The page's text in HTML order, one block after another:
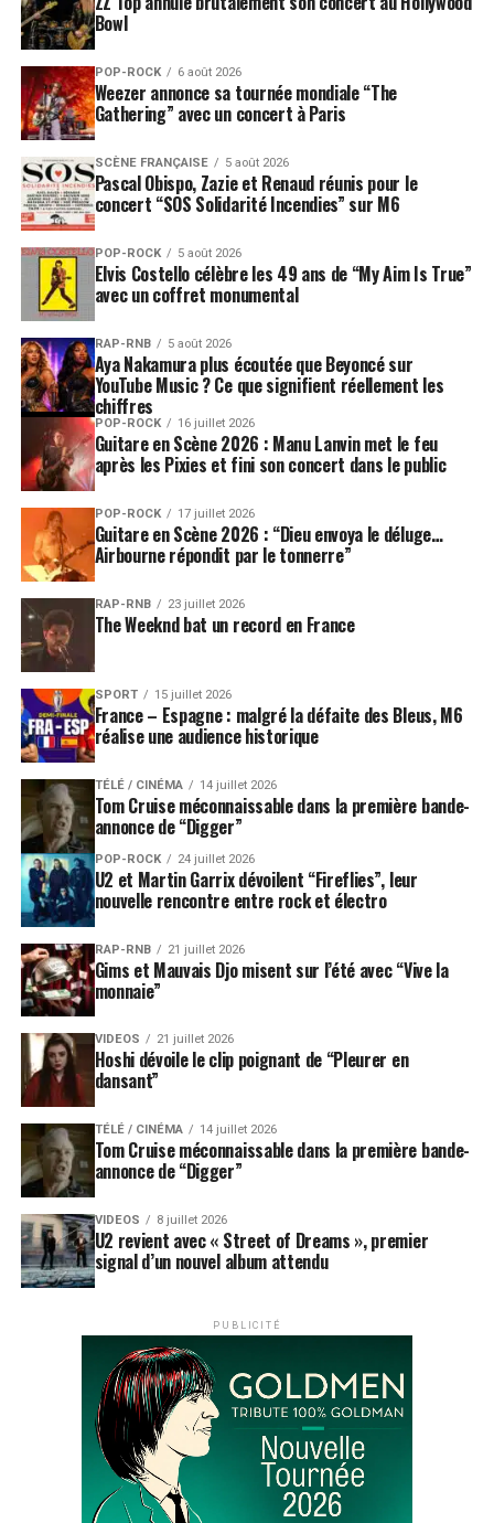
Bowl
POP-ROCK 6 août 2026
Weezer annonce sa tournée mondiale “The
Gathering” avec un concert à Paris
SCÈNE FRANÇAISE 5 août 2026
Pascal Obispo, Zazie et Renaud réunis pour le
concert “SOS Solidarité Incendies” sur M6
POP-ROCK 5 août 2026
Elvis Costello célèbre les 49 ans de “My Aim Is True”
avec un coffret monumental
RAP-RNB 5 août 2026
Aya Nakamura plus écoutée que Beyoncé sur
YouTube Music ? Ce que signifient réellement les
chiffres
POP-ROCK 16 juillet 2026
Guitare en Scène 2026 : Manu Lanvin met le feu
après les Pixies et fini son concert dans le public
POP-ROCK 17 juillet 2026
Guitare en Scène 2026 : “Dieu envoya le déluge…
Airbourne répondit par le tonnerre”
RAP-RNB 23 juillet 2026
The Weeknd bat un record en France
SPORT 15 juillet 2026
France – Espagne : malgré la défaite des Bleus, M6
réalise une audience historique
TÉLÉ / CINÉMA 14 juillet 2026
Tom Cruise méconnaissable dans la première bande-
annonce de “Digger”
POP-ROCK 24 juillet 2026
U2 et Martin Garrix dévoilent “Fireflies”, leur
nouvelle rencontre entre rock et électro
RAP-RNB 21 juillet 2026
Gims et Mauvais Djo misent sur l’été avec “Vive la
monnaie”
VIDEOS 21 juillet 2026
Hoshi dévoile le clip poignant de “Pleurer en
dansant”
TÉLÉ / CINÉMA 14 juillet 2026
Tom Cruise méconnaissable dans la première bande-
annonce de “Digger”
VIDEOS 8 juillet 2026
U2 revient avec « Street of Dreams », premier
signal d’un nouvel album attendu
PUBLICITÉ